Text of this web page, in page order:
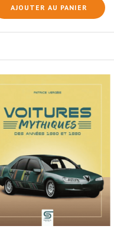
AJOUTER AU PANIER